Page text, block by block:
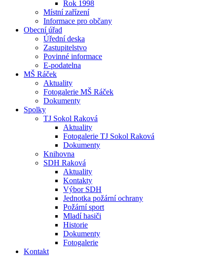
Rok 1998
Místní zařízení
Informace pro občany
Obecní úřad
Úřední deska
Zastupitelstvo
Povinné informace
E-podatelna
MŠ Ráček
Aktuality
Fotogalerie MŠ Ráček
Dokumenty
Spolky
TJ Sokol Raková
Aktuality
Fotogalerie TJ Sokol Raková
Dokumenty
Knihovna
SDH Raková
Aktuality
Kontakty
Výbor SDH
Jednotka požární ochrany
Požární sport
Mladí hasiči
Historie
Dokumenty
Fotogalerie
Kontakt